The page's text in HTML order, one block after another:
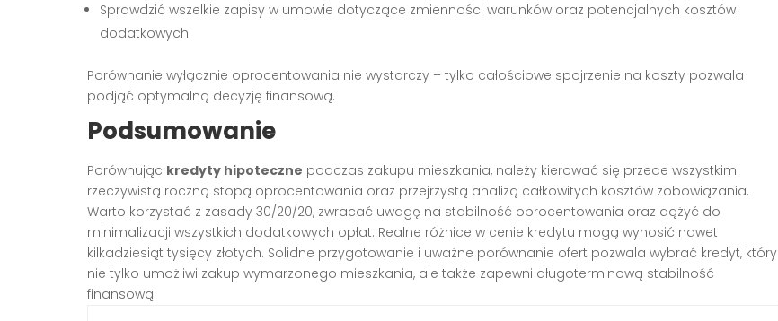
Sprawdzić wszelkie zapisy w umowie dotyczące zmienności warunków oraz potencjalnych kosztów
dodatkowych
Porównanie wyłącznie oprocentowania nie wystarczy – tylko całościowe spojrzenie na koszty pozwala
podjąć optymalną decyzję finansową.
Podsumowanie
Porównując kredyty hipoteczne podczas zakupu mieszkania, należy kierować się przede wszystkim
rzeczywistą roczną stopą oprocentowania oraz przejrzystą analizą całkowitych kosztów zobowiązania.
Warto korzystać z zasady 30/20/20, zwracać uwagę na stabilność oprocentowania oraz dążyć do
minimalizacji wszystkich dodatkowych opłat. Realne różnice w cenie kredytu mogą wynosić nawet
kilkadziesiąt tysięcy złotych. Solidne przygotowanie i uważne porównanie ofert pozwala wybrać kredyt, który
nie tylko umożliwi zakup wymarzonego mieszkania, ale także zapewni długoterminową stabilność
finansową.